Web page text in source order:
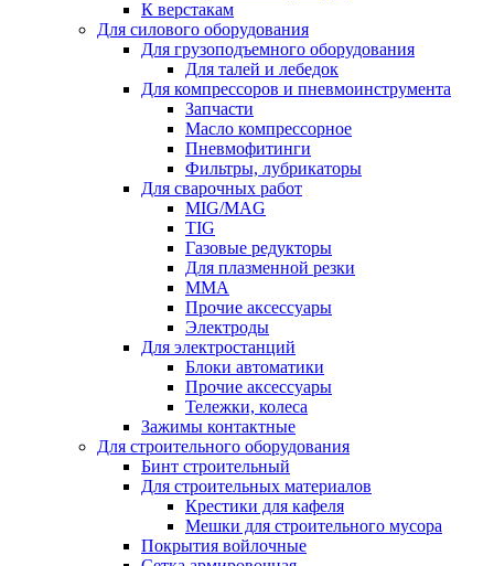
К верстакам
Для силового оборудования
Для грузоподъемного оборудования
Для талей и лебедок
Для компрессоров и пневмоинструмента
Запчасти
Масло компрессорное
Пневмофитинги
Фильтры, лубрикаторы
Для сварочных работ
MIG/MAG
TIG
Газовые редукторы
Для плазменной резки
ММА
Прочие аксессуары
Электроды
Для электростанций
Блоки автоматики
Прочие аксессуары
Тележки, колеса
Зажимы контактные
Для строительного оборудования
Бинт строительный
Для строительных материалов
Крестики для кафеля
Мешки для строительного мусора
Покрытия войлочные